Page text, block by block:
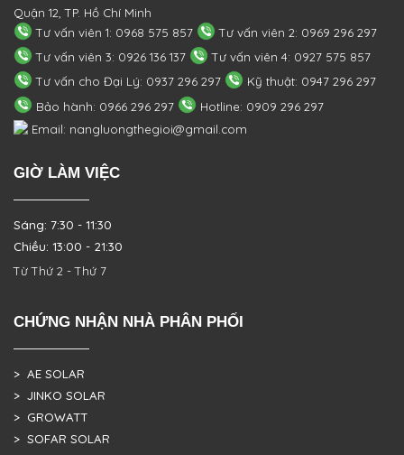
Quận 12, TP. Hồ Chí Minh
Tư vấn viên 1: 0968 575 857
Tư vấn viên 2: 0969 296 297
Tư vấn viên 3: 0926 136 137
Tư vấn viên 4: 0927 575 857
Tư vấn cho Đại Lý: 0937 296 297
Kỹ thuật: 0947 296 297
Bảo hành: 0966 296 297
Hotline: 0909 296 297
Email: nangluongthegioi@gmail.com
GIỜ LÀM VIỆC
Sáng: 7:30 - 11:30
Chiều: 13:00 - 21:30
Từ Thứ 2 - Thứ 7
CHỨNG NHẬN NHÀ PHÂN PHỐI
> AE SOLAR
> JINKO SOLAR
> GROWATT
> SOFAR SOLAR